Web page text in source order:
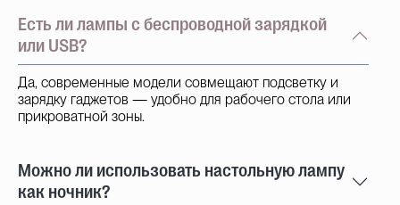
Есть ли лампы с беспроводной зарядкой
или USB?
Да, современные модели совмещают подсветку и
зарядку гаджетов — удобно для рабочего стола или
прикроватной зоны.
Можно ли использовать настольную лампу
как ночник?